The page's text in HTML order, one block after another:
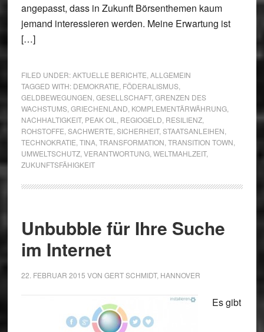
angepasst, dass in Zukunft Börsenthemen kaum
jemand interessieren werden. Meine Erwartung ist
[…]
FILED UNDER:AKTUELLE BERICHTE ALLGEMEIN
TAGGED WITH: DEMOKRATIE FÖDERALISMUS,
GELDBEWEGUNGEN GESELLSCHAFT, GRENZEN DES
WACHSTUMS, GRIECHENLAND KOMPLEMENTÄRWÄHRUNG,
NACHHALTIGKEIT, PEAK OIL REGIOGELD RESILIENZ,
ROHSTOFFE SACHWERTE SICHERHEIT, STAATSANLEIHEN
TECHNOKRATIE TINA, TRANSFORMATION TRANSITION TOWN
UMWELTSCHUTZ, VERANTWORTUNG, WELTMAHLZEIT,
ZUKUNFTSFÄHIGKEIT
Unbubble für Ihre Suche
im Internet
22. FEBRUAR 2015 VON GERT SCHMIDT, HANNOVER
Es gibt